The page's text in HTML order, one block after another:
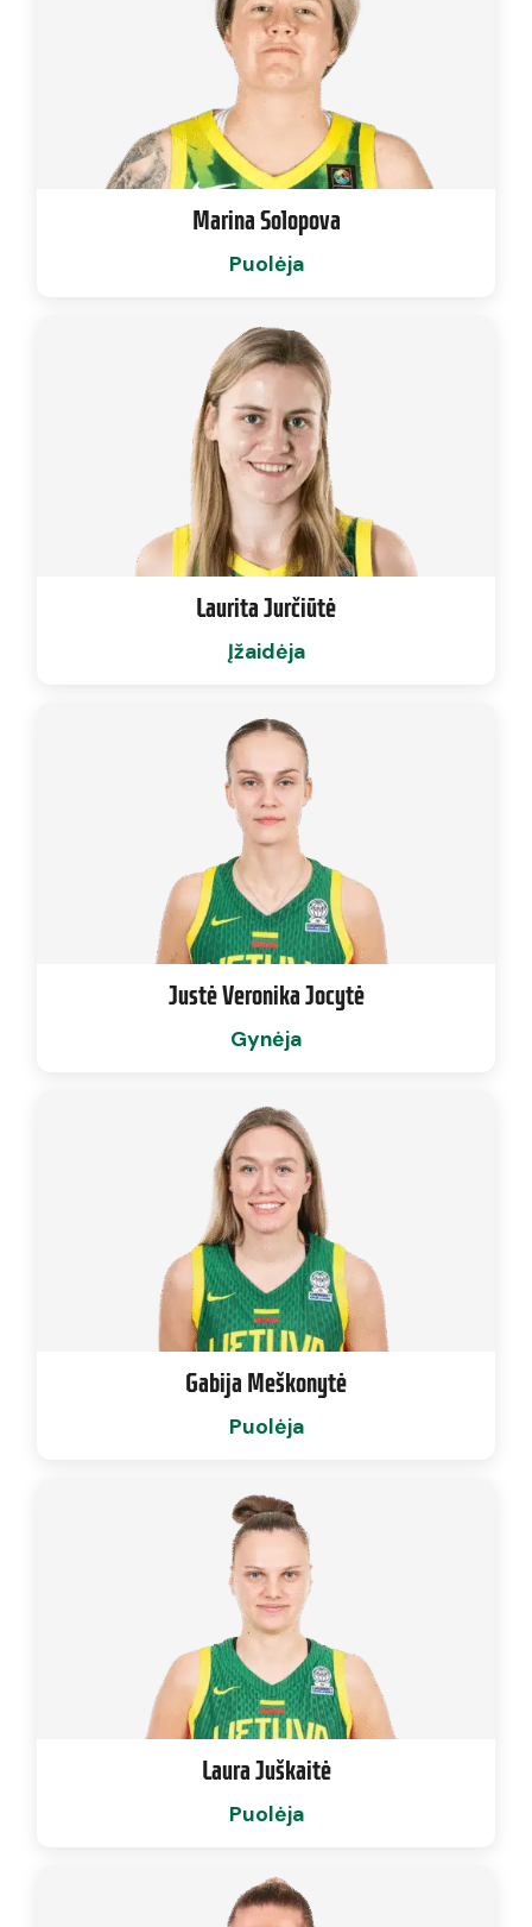
Marina Solopova
Puolėja
Laurita Jurčiūtė
Įžaidėja
Justė Veronika Jocytė
Gynėja
Gabija Meškonytė
Puolėja
Laura Juškaitė
Puolėja